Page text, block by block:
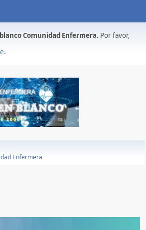
Comunidad Enfermera. Por favor,
.
Enfermera